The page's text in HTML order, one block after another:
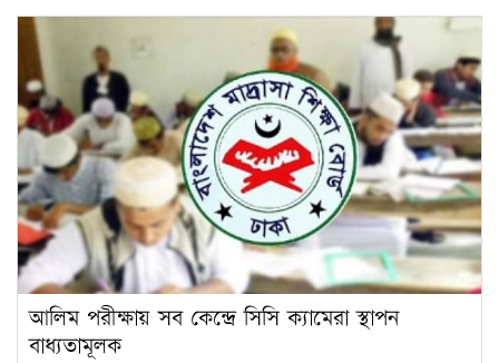
আলিম পরীক্ষায় সব কেন্দ্রে সিসি ক্যামেরা স্থাপন
বাধ্যতামূলক